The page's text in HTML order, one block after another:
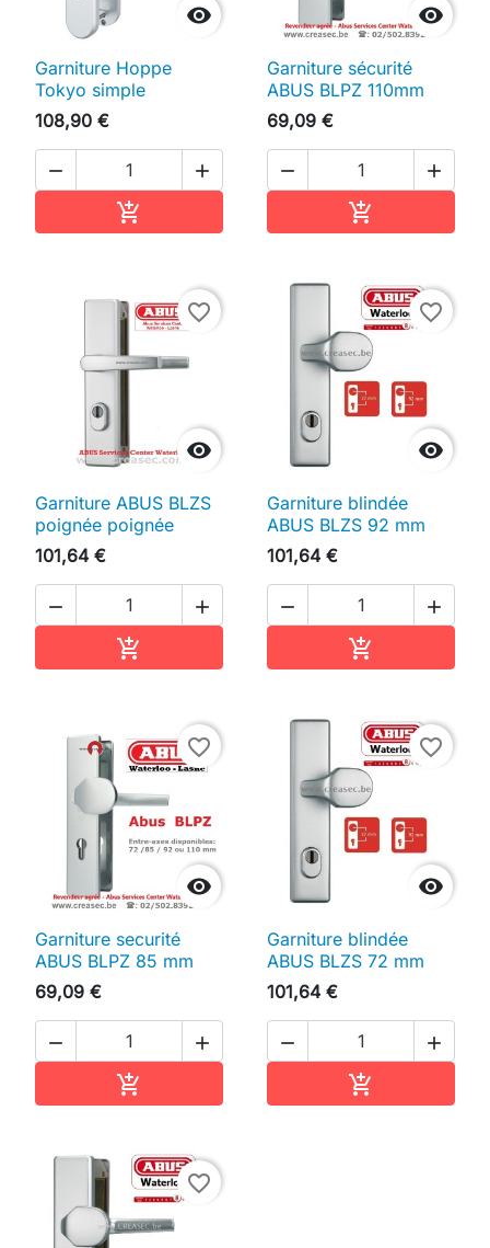

Garniture Hoppe
Tokyo simple
108,90 €
 


Garniture sécurité
ABUS BLPZ 110mm
69,09 €
 


favorite_border
Garniture ABUS BLZS
poignée poignée
101,64 €
 


favorite_border
Garniture blindée
ABUS BLZS 92 mm
101,64 €
 


favorite_border
Garniture securité
ABUS BLPZ 85 mm
69,09 €
 


favorite_border
Garniture blindée
ABUS BLZS 72 mm
101,64 €
 

favorite_border